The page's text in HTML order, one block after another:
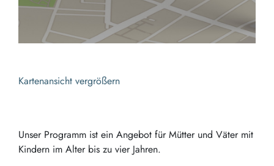
Kartenansicht vergrößern
Unser Programm ist ein Angebot für Mütter und Väter mit
Kindern im Alter bis zu vier Jahren.